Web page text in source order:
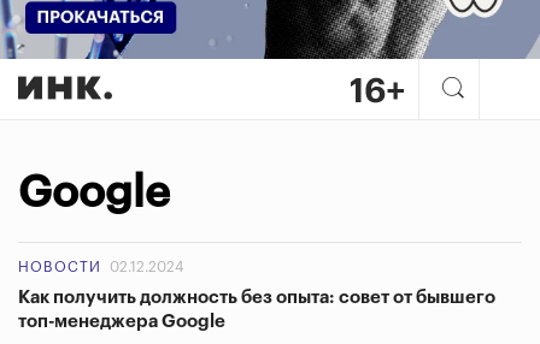
Google
НОВОСТИ 02.12.2024
Как получить должность без опыта: совет от бывшего
топ-менеджера Google